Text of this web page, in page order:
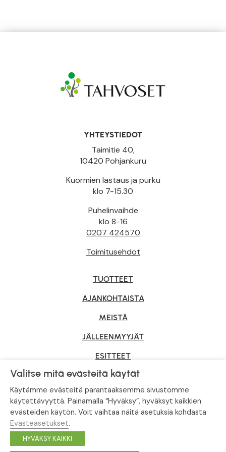
YHTEYSTIEDOT
Taimitie 40,
10420 Pohjankuru
Kuormien lastaus ja purku
klo 7-15.30
Puhelinvaihde
klo 8-16
0207 424570
Toimitusehdot
TUOTTEET
AJANKOHTAISTA
MEISTÄ
JÄLLEENMYYJÄT
ESITTEET
YRITYSMYYNTI
Tietosuojaseloste
© Tahvoset, All Rights Reserved.
Valitse mitä evästeitä käytät
Käytämme evästeitä parantaaksemme sivustomme
käytettävyyttä. Painamalla “Hyväksy”, hyväksyt kaikkien
evästeiden käytön. Voit vaihtaa näitä asetuksia kohdasta
Evästeasetukset.
HYVÄKSY KAIKKI